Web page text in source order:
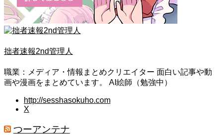
拙者速報2nd管理人
職業：メディア・情報まとめクリエイター 面白い記事や動
画や漫画をまとめています。 AI絵師（勉強中）
http://sesshasokuho.com
X
つーアンテナ